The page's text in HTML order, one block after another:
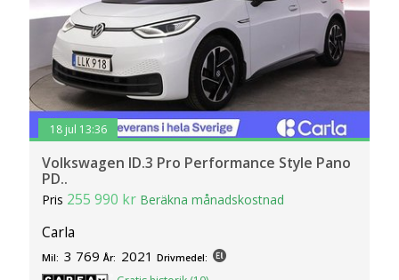
18 jul 13:36
Volkswagen ID.3 Pro Performance Style Pano
PD..
Pris 255 990 kr Beräkna månadskostnad
Carla
Mil: 3 769 År: 2021 Drivmedel: